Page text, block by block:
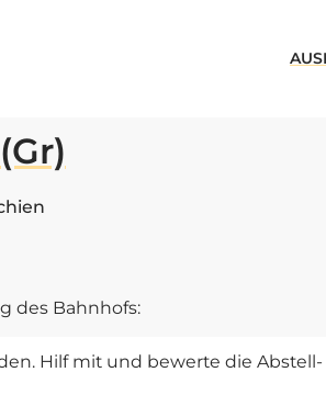
des Bahnhofs:
Hilf mit und bewerte die Abstell-